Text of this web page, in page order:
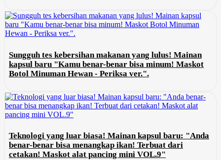
Sungguh tes kebersihan makanan yang lulus! Mainan
kapsul baru "Kamu benar-benar bisa minum! Maskot
Botol Minuman Hewan - Periksa ver.".
Teknologi yang luar biasa! Mainan kapsul baru: "Anda
benar-benar bisa menangkap ikan! Terbuat dari
cetakan! Maskot alat pancing mini VOL.9"